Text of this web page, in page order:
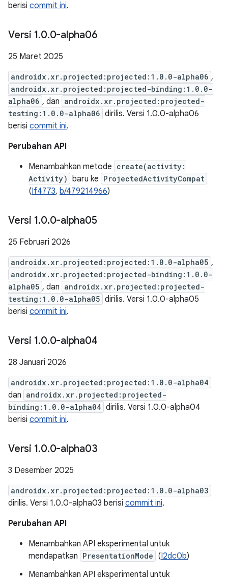
berisi commit ini.
Versi 1.0.0-alpha06
25 Maret 2025
androidx.xr.projected:projected:1.0.0-alpha06 ,
androidx.xr.projected:projected-binding:1.0.0-
alpha06 , dan androidx.xr.projected:projected-
testing:1.0.0-alpha06 dirilis. Versi 1.0.0-alpha06
berisi commit ini.
Perubahan API
Menambahkan metode create(activity:
Activity) baru ke ProjectedActivityCompat
(If4773, b/479214966)
Versi 1.0.0-alpha05
25 Februari 2026
androidx.xr.projected:projected:1.0.0-alpha05 ,
androidx.xr.projected:projected-binding:1.0.0-
alpha05 , dan androidx.xr.projected:projected-
testing:1.0.0-alpha05 dirilis. Versi 1.0.0-alpha05
berisi commit ini.
Versi 1.0.0-alpha04
28 Januari 2026
androidx.xr.projected:projected:1.0.0-alpha04
dan androidx.xr.projected:projected-
binding:1.0.0-alpha04 dirilis. Versi 1.0.0-alpha04
berisi commit ini.
Versi 1.0.0-alpha03
3 Desember 2025
androidx.xr.projected:projected:1.0.0-alpha03
dirilis. Versi 1.0.0-alpha03 berisi commit ini.
Perubahan API
Menambahkan API eksperimental untuk
mendapatkan PresentationMode (I2dc0b)
Menambahkan API eksperimental untuk